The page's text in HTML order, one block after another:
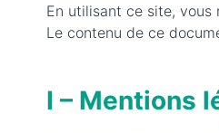
En utilisant ce site, vous
Le contenu de ce
I – Mentions